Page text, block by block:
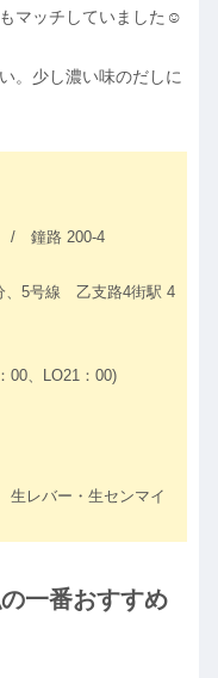
マッチしていました☺
。少し濃い味のだしに
/ 鐘路 200-4
5号線 乙支路4街駅 4
、LO21：00)
生レバー・生センマイ
一番おすすめ